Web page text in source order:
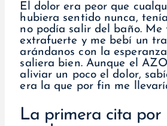
El dolor era peor que
hubiera sentido nunca,
no podía salir del baño. Me
extrafuerte y me bebí un
arándanos con la
saliera bien. Aunque el
aliviar un poco el dolor,
era la que por fin me
La primera cita por